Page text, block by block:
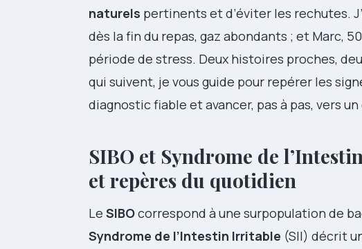
naturels pertinents et d’éviter les rechutes.
dès la fin du repas, gaz abondants ; et Marc,
période de stress. Deux histoires proches,
qui suivent, je vous guide pour repérer les
diagnostic fiable et avancer, pas à pas, vers
SIBO et Syndrome de
et repères du quotidien
Le SIBOcorrespond à une surpopulation de
Syndrome de l’Intestin Irritable (SII) décrit